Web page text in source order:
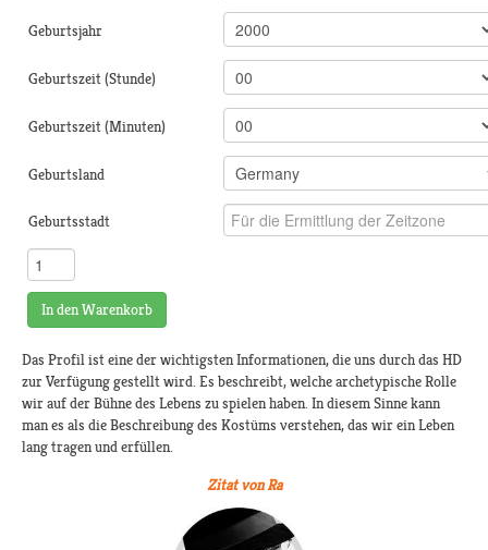
Geburtsjahr
Geburtszeit (Stunde)
Geburtszeit (Minuten)
Geburtsland
Geburtsstadt
In den Warenkorb
Das Profil ist eine der wichtigsten Informationen, die uns durch das HD
zur Verfügung gestellt wird. Es beschreibt, welche archetypische Rolle
wir auf der Bühne des Lebens zu spielen haben. In diesem Sinne kann
man es als die Beschreibung des Kostüms verstehen, das wir ein Leben
lang tragen und erfüllen.
Zitat von Ra